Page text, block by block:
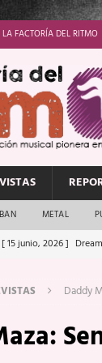
LA FACTORÍA DEL RITMO
METAL
[ 15 junio, 2026 ]
[ 11 junio, 2026 ]
[ 1 junio, 2026 ] Ave
Daddy